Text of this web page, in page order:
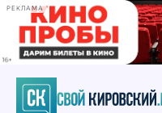
РЕКЛАМА